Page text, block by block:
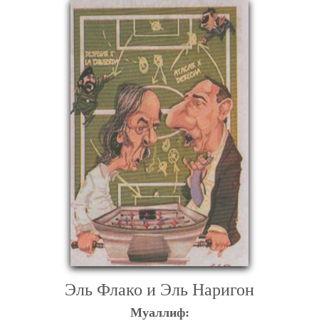
Эль Флако и Эль Наригон
Муаллиф: